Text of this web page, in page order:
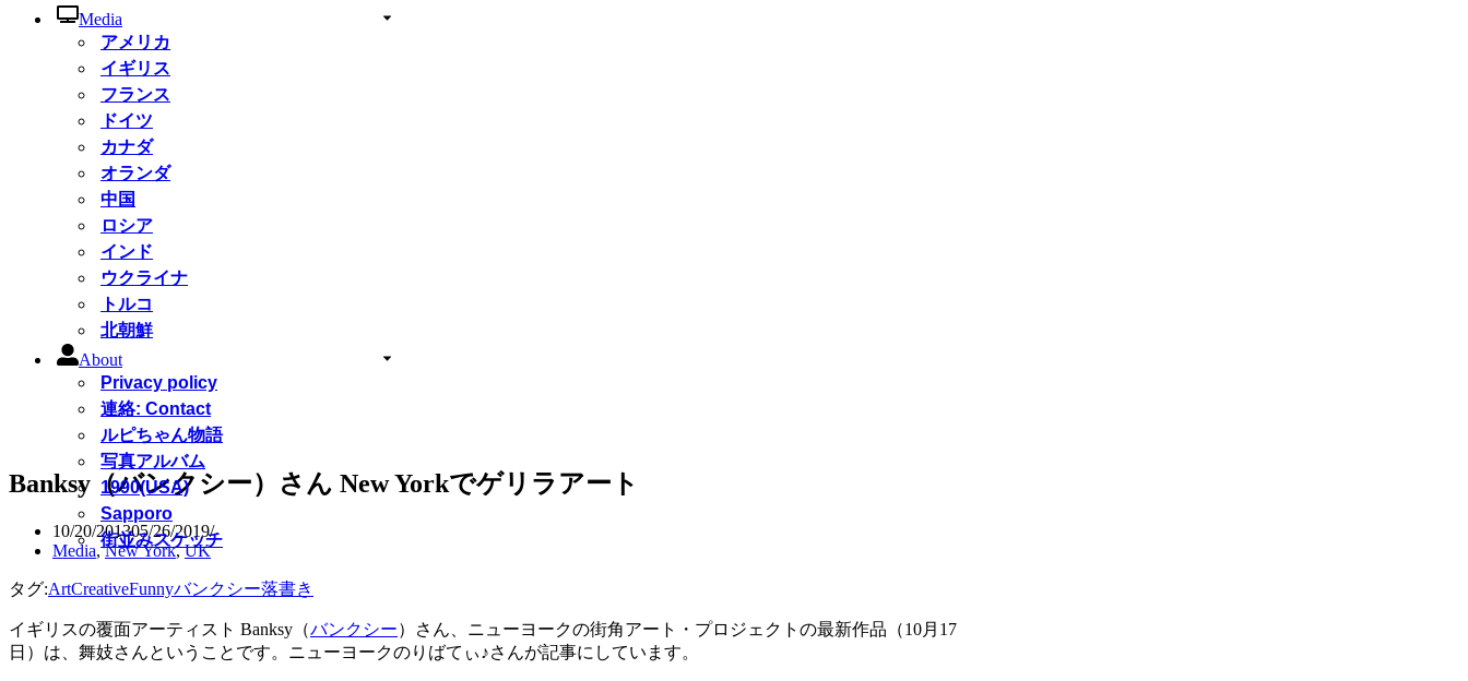
Media
アメリカ
イギリス
フランス
ドイツ
カナダ
オランダ
中国
ロシア
インド
ウクライナ
トルコ
北朝鮮
About
Privacy policy
連絡: Contact
ルピちゃん物語
写真アルバム
1990(USA)
Sapporo
街並みスケッチ
Banksy（バンクシー）さん New Yorkでゲリラアート
10/20/201305/26/2019
Media,New York,UK
タグ:ArtCreativeFunnyバンクシー落書き
イギリスの覆面アーティスト Banksy（バンクシー）さん、ニューヨークの街角アート・プロジェクトの最新作品（10月17
日）は、舞妓さんということです。ニューヨークのりばてぃ♪さんが記事にしています。